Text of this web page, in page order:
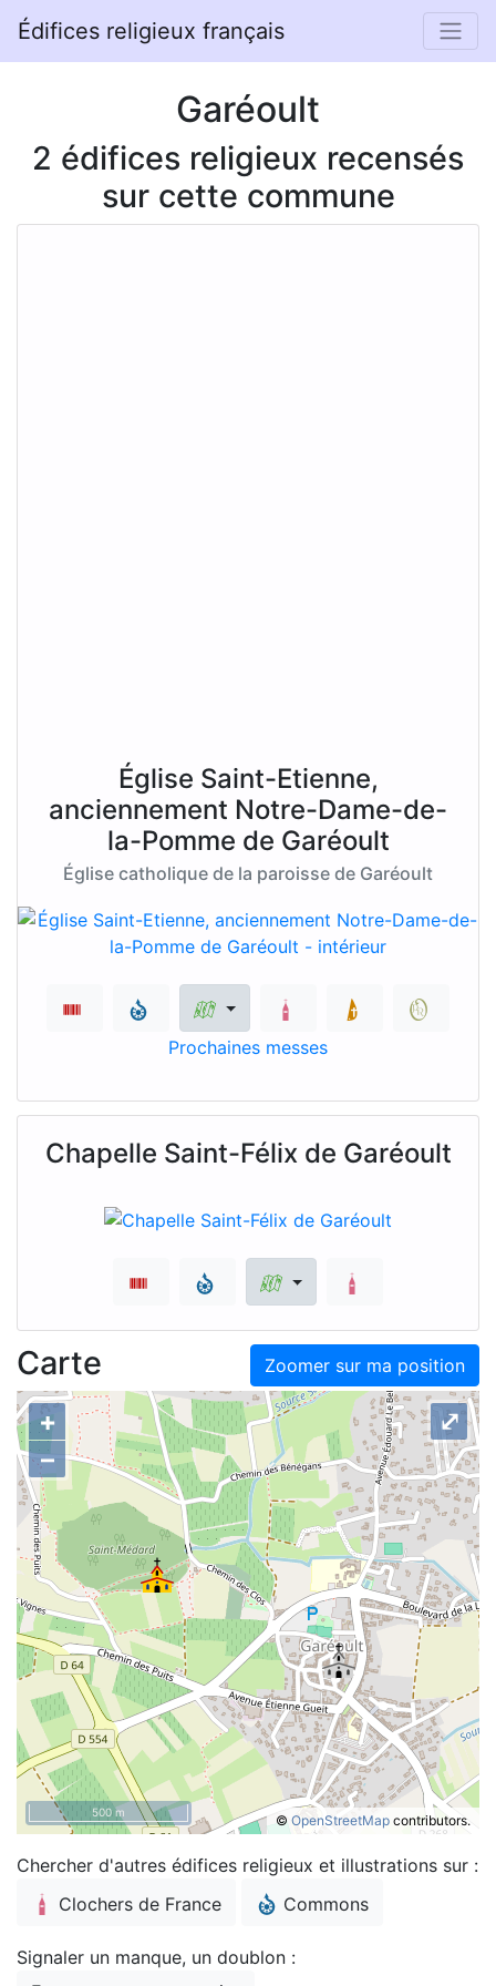
Édifices religieux français
Garéoult
2 édifices religieux recensés
sur cette commune
Église Saint-Etienne,
anciennement Notre-Dame-de-
la-Pomme de Garéoult
Église catholique de la paroisse de Garéoult
Prochaines messes
Chapelle Saint-Félix de Garéoult
Zoomer sur ma position
Carte
+
–
© OpenStreetMap contributors.
⤢
500 m
Chercher d'autres édifices religieux et illustrations sur :
Clochers de France
Commons
Signaler un manque, un doublon :